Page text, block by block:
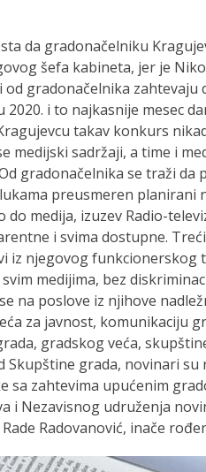
da gradonačelniku
šefa kabineta, jer je
gradonačelnika zahtevaju
i to najkasnije mesec
takav konkurs
medijski sadržaji, a time i
gradonačelnika se traži
preusmeren planirani
medija, izuzev Radio-
i svima dostupne.
iz njegovog funkcionerskog
medijima, bez
na poslove iz njihove
za javnost, komunikaciju
gradskog veća,
grada, novinari su
sa zahtevima upućenim
i Nezavisnog udruženja
Radovanović, inače